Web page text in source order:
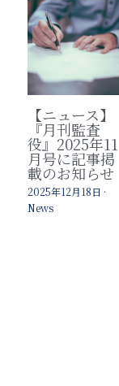
【ニュース】
『月刊監査
役』2025年11
月号に記事掲
載のお知らせ
2025年12月18日 ·
News